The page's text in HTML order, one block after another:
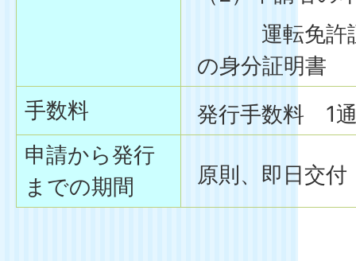
運転免許証
の身分証明書
手数料
発行手数料 1
申請から発行
までの期間
原則、即日交付